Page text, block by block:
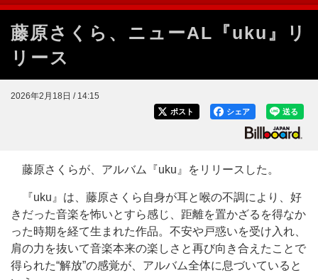
藤原さくら、ニューAL『uku』リ
リース
2026年2月18日 / 14:15
送る
シェア
ポスト
藤原さくらが、アルバム『uku』をリリースした。
『uku』は、藤原さくら自身が耳と喉の不調により、好
きだった音楽を怖いとすら感じ、距離を置かざるを得なか
った時期を経て生まれた作品。不安や戸惑いを受け入れ、
肩の力を抜いて音楽本来の楽しさと再び向き合えたことで
得られた“解放”の感覚が、アルバム全体に息づいていると